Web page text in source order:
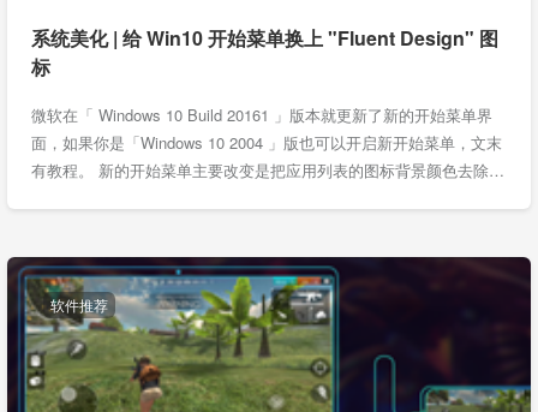
系统美化 | 给 Win10 开始菜单换上 "Fluent Design" 图
标
微软在「 Windows 10 Build 20161 」版本就更新了新的开始菜单界
面，如果你是「Windows 10 2004 」版也可以开启新开始菜单，文末
有教程。 新的开始菜单主要改变是把应用列表的图标背景颜色去除…
软件推荐